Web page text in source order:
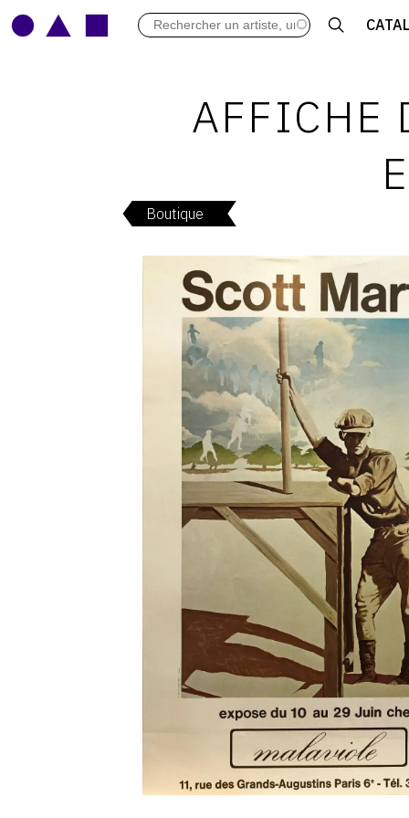
ARCHIVES DES EXPOSITIONS
LEXIQUE ARTISTIQUE
AFFICHE
Boutique